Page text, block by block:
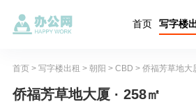
首页 写字楼
首页> 写字楼出租 > 朝阳 > CBD > 侨福芳草地大
侨福芳草地大厦 · 258㎡